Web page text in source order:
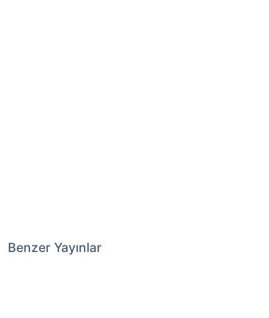
Benzer Yayınlar